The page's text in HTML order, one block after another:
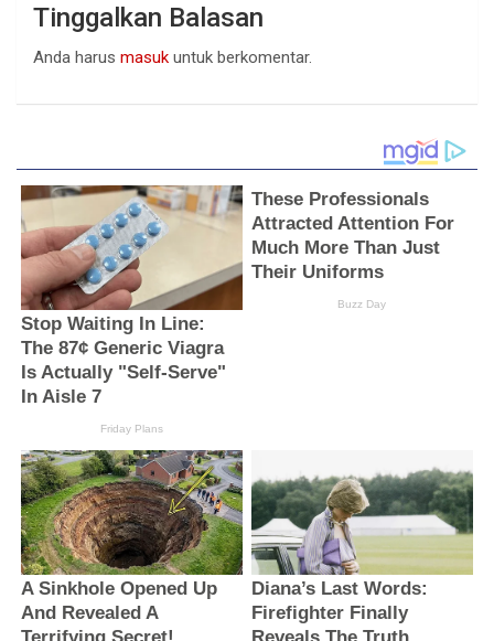
Tinggalkan Balasan
Anda harus masuk untuk berkomentar.